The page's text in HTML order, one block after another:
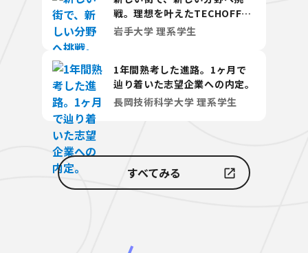
戦。理想を叶えたTECHOFFER
活用術
岩手大学 理系学生
1年間熟考した進路。1ヶ月で
辿り着いた志望企業への内定。
長岡技術科学大学 理系学生
すべてみる